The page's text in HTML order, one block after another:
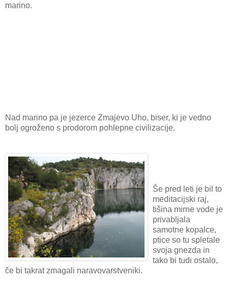
marino.
Nad marino pa je jezerce Zmajevo Uho, biser, ki je vedno
bolj ogroženo s prodorom pohlepne civilizacije.
Še pred leti je bil to
meditacijski raj,
tišina mirne vode je
privabljala
samotne kopalce,
ptice so tu spletale
svoja gnezda in
tako bi tudi ostalo,
če bi takrat zmagali naravovarstveniki.